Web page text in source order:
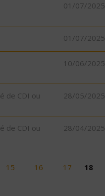
01/07/2025
01/07/2025
10/06/2025
de CDI ou
28/05/2025
de CDI ou
28/04/2025
15 16 17 18